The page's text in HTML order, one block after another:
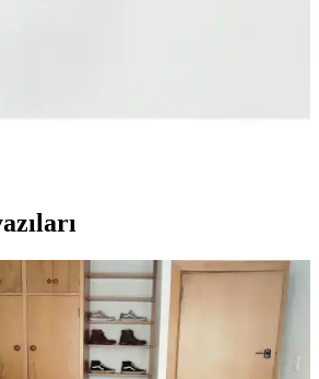
yapısıyla Dem Home'un 2'li kavanoz seti,